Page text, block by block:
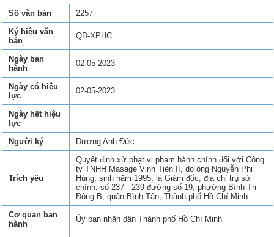
Số văn bản
2257
Ký hiệu văn
bản
QĐ-XPHC
Ngày ban
hành
02-05-2023
Ngày có hiệu
lực
02-05-2023
Ngày hết hiệu
lực
Người ký
Dương Anh Đức
Trích yếu
Quyết định xử phạt vi phạm hành chính đối với Công
ty TNHH Masage Vinh Tiên II, do ông Nguyễn Phi
Hùng, sinh năm 1995, là Giám đốc, địa chỉ trụ sở
chính: số 237 - 239 đường số 19, phường Bình Trị
Đông B, quận Bình Tân, Thành phố Hồ Chí Minh
Cơ quan ban
hành
Ủy ban nhân dân Thành phố Hồ Chí Minh